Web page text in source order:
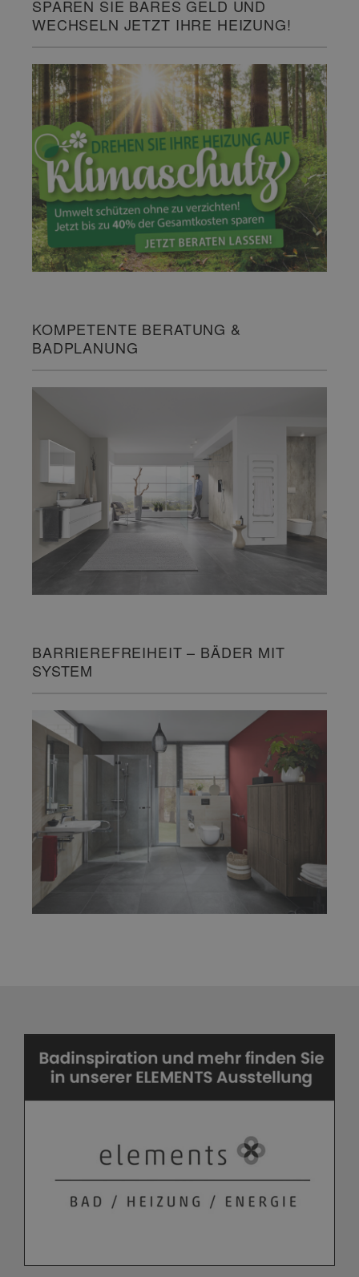
SPAREN SIE BARES GELD UND
WECHSELN JETZT IHRE HEIZUNG!
KOMPETENTE BERATUNG &
BADPLANUNG
BARRIEREFREIHEIT – BÄDER MIT
SYSTEM